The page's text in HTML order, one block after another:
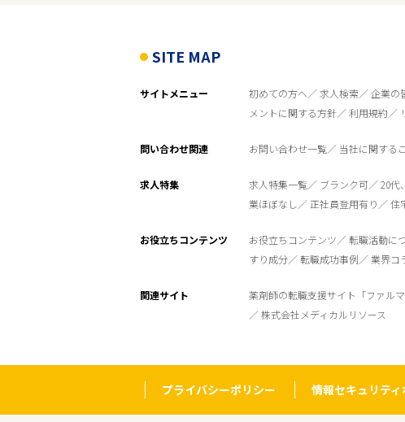
SITE MAP
サイトメニュー 初めての方へ 求人検索 企業の
メントに関する方針
利用規約
問い合わせ関連 お問い合わせ一覧 当社に関する
求人特集 求人特集一覧 ブランク可 20代
業ほぼなし
正社員登用有り 住
お役立ちコンテンツ お役立ちコンテンツ 転職活動に
すり成分
転職成功事例 業界コ
関連サイト 薬剤師の転職支援サイト「ファルマ
株式会社メディカルリソース
プライバシーポリシー 情報セキュリテ